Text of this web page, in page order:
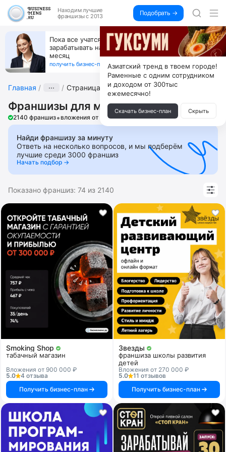
Находим лучшие
франшизы с 2013
Подобрать →
Открой студию, где не колют и не режут,
а делают массаж лица руками и в первый же год
получи 4.5 млн
получить бизнес-план ↓
Главная ··· Страница 2
Франшизы для мужчин
2140 франшиз•вложения от 10 000 ₽
Найди франшизу за минуту
Ответь на несколько вопросов, и мы подберём
лучшие среди 3000 франшиз
Начать подбор →
Показано франшиз: 74 из 2140
Smoking Shop
табачный магазин
Вложения от 900 000 ₽
5.0
4 отзыва
Получить бизнес-план
Звезды
франшиза школы развития
детей
Вложения от 270 000 ₽
5.0
11 отзывов
Получить бизнес-план
Азиатский тренд в твоем городе!
Раменные с одним сотрудником
и доходом от 300тыс
ежемесячно!
Скачать бизнес-план Скрыть